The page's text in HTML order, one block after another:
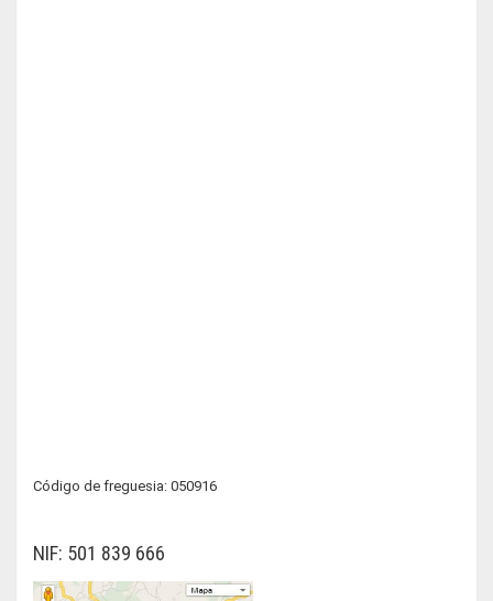
Código de freguesia: 050916
NIF: 501 839 666